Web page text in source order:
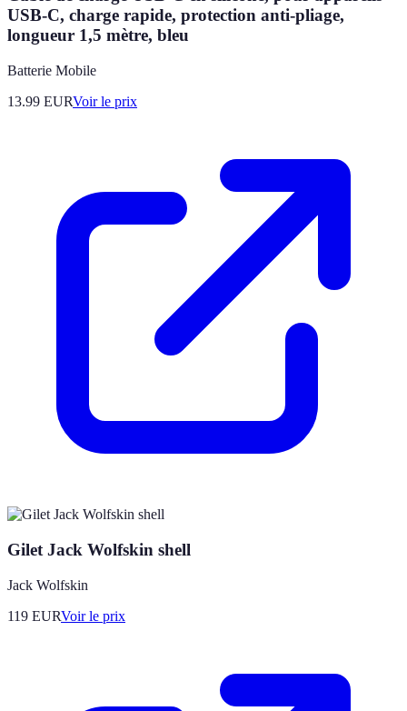
USB-C, charge rapide, protection anti-pliage,
longueur 1,5 mètre, bleu
Batterie Mobile
13.99 EURVoir le prix
Gilet Jack Wolfskin shell
Jack Wolfskin
119 EURVoir le prix